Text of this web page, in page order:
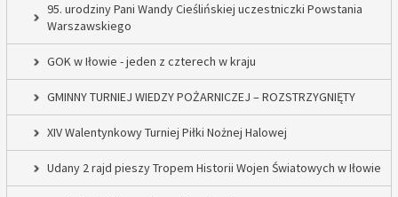
95. urodziny Pani Wandy Cieślińskiej uczestniczki Powstania
Warszawskiego
GOK w Iłowie - jeden z czterech w kraju
GMINNY TURNIEJ WIEDZY POŻARNICZEJ – ROZSTRZYGNIĘTY
XIV Walentynkowy Turniej Piłki Nożnej Halowej
Udany 2 rajd pieszy Tropem Historii Wojen Światowych w Iłowie